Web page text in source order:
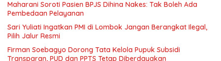
Maharani Soroti Pasien BPJS Dihina Nakes: Tak Boleh Ada
Pembedaan Pelayanan
Sari Yuliati Ingatkan PMI di Lombok Jangan Berangkat Ilegal,
Pilih Jalur Resmi
Firman Soebagyo Dorong Tata Kelola Pupuk Subsidi
Transparan, PUD dan PPTS Tetap Diberdayakan